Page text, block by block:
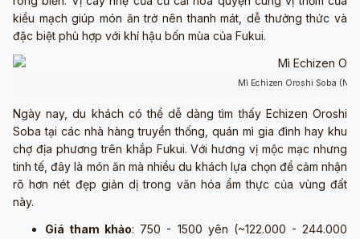
kiều mạch giúp món ăn trở nên thanh mát, dễ thưởng thức và
đặc biệt phù hợp với khí hậu bốn mùa của Fukui.
Mì Echizen Oroshi Soba
Ngày nay, du khách có thể dễ dàng tìm thấy Echizen Oroshi
Soba tại các nhà hàng truyền thống, quán mì gia đình hay khu
chợ địa phương trên khắp Fukui. Với hương vị mộc mạc nhưng
tinh tế, đây là món ăn mà nhiều du khách lựa chọn để cảm nhận
rõ hơn nét đẹp giản dị trong văn hóa ẩm thực của vùng đất
này.
Giá tham khảo: 750 - 1500 yên (~122.000 - 244.000